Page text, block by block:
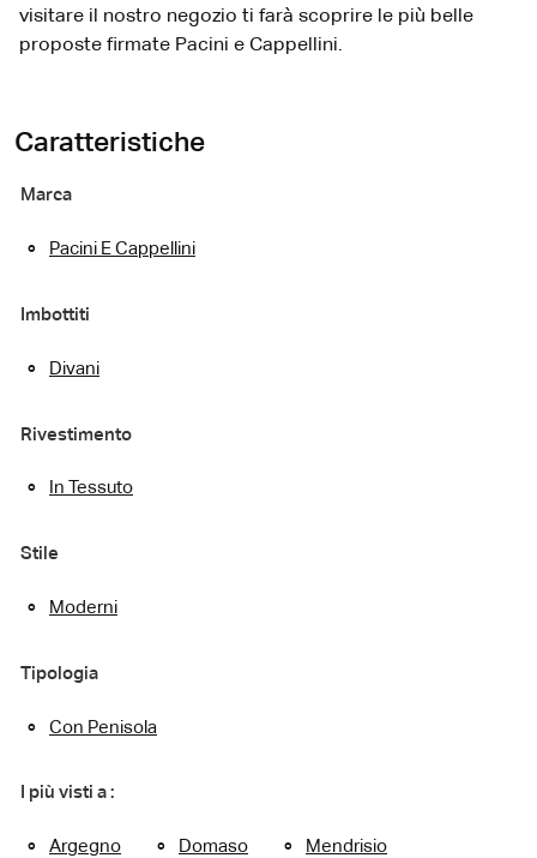
visitare il nostro negozio ti farà scoprire le più belle
proposte firmate Pacini e Cappellini.
Caratteristiche
Marca
Pacini E Cappellini
Imbottiti
Divani
Rivestimento
In Tessuto
Stile
Moderni
Tipologia
Con Penisola
I più visti a :
Argegno Domaso Mendrisio